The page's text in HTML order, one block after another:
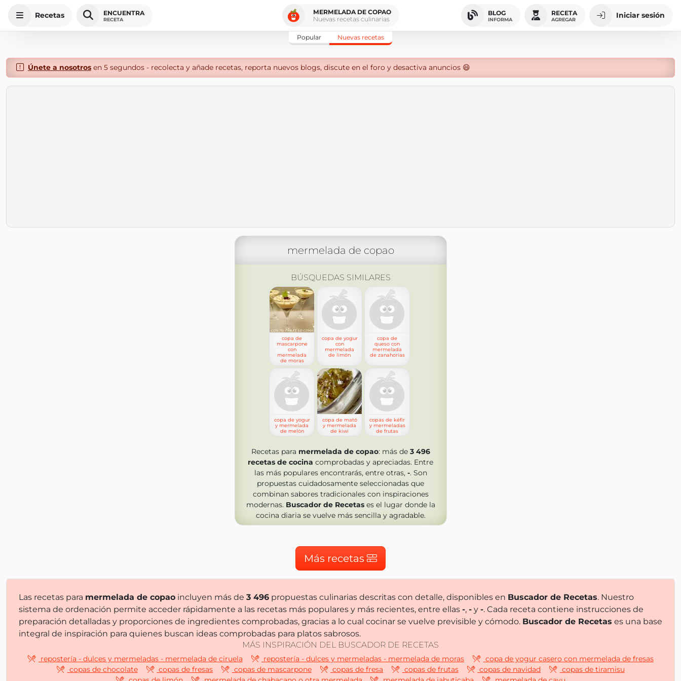
Recetas ENCUENTRA
RECETA
MERMELADA DE COPAO
Nuevas recetas culinarias
BLOG
INFORMA
RECETA
AGREGAR Iniciar sesión
Popular Nuevas recetas
Únete a nosotrosen 5 segundos - recolecta y añade recetas, reporta nuevos blogs, discute en el foro y desactiva anuncios 😄
mermelada de copao
BÚSQUEDAS SIMILARES
copa de
mascarpone
con
mermelada
de moras
copa de yogur
con
mermelada
de limón
copa de
queso con
mermelada
de zanahorias
copa de yogur
y mermelada
de melón
copa de mató
y mermelada
de kiwi
copas de kéfir
y mermeladas
de frutas
Recetas para mermelada de copao: más de 3 496
recetas de cocina comprobadas y apreciadas. Entre
las más populares encontrarás, entre otras, -. Son
propuestas cuidadosamente seleccionadas que
combinan sabores tradicionales con inspiraciones
modernas. Buscador de Recetases el lugar donde la
cocina diaria se vuelve más sencilla y agradable.
Más recetas
Las recetas para mermelada de copao incluyen más de 3 496 propuestas culinarias descritas con detalle, disponibles en Buscador de Recetas. Nuestro
sistema de ordenación permite acceder rápidamente a las recetas más populares y más recientes, entre ellas -, - y -. Cada receta contiene instrucciones de
preparación detalladas y proporciones de ingredientes comprobadas, gracias a lo cual cocinar se vuelve previsible y cómodo. Buscador de Recetas es una base
integral de inspiración para quienes buscan ideas comprobadas para platos sabrosos.
MÁS INSPIRACIÓN DEL BUSCADOR DE RECETAS
repostería - dulces y mermeladas - mermelada de ciruela repostería - dulces y mermeladas - mermelada de moras
copa de yogur casero con mermelada de fresas
copas de chocolate
copas de fresas copas de mascarpone copas de fresa copas de frutas copas de navidad
copas de tiramisu